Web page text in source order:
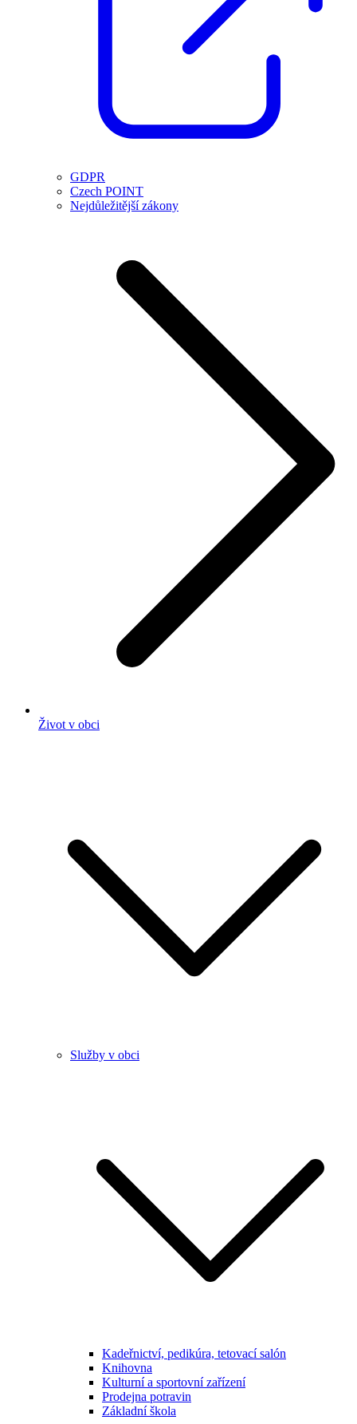
GDPR
Czech POINT
Nejdůležitější zákony
Život v obci
Služby v obci
Kadeřnictví, pedikúra, tetovací salón
Knihovna
Kulturní a sportovní zařízení
Prodejna potravin
Základní škola